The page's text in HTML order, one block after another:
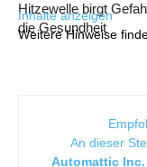
Inhalte anzeigen
Weitere Hinweise
Hitzewelle birgt
die Gesundheit
An dieser
Automattic Inc.